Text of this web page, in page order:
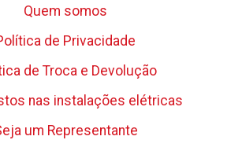
Quem somos
de Privacidade
de Troca e Devolução
nas instalações elétricas
um Representante